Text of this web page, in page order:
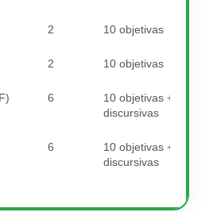
2 10 objetivas
2 10 objetivas
6
10 objetivas + 2
discursivas
6
10 objetivas + 2
discursivas